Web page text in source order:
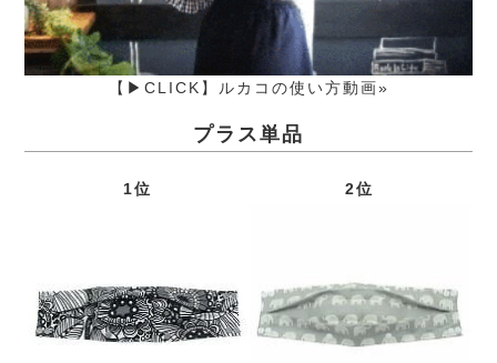
【▶CLICK】ルカコの使い方動画»
プラス単品
1位 2位